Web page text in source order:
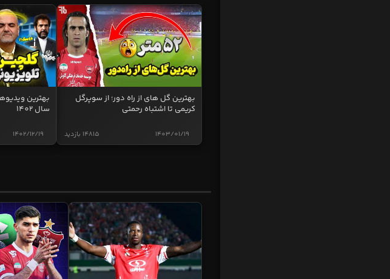
بهترین گل های از راه دور؛ از سوپرگل
کریمی تا اشتباه رحمتی
14815 بازدید 1403/01/19
بهترین
سال 1402
1402/12/19